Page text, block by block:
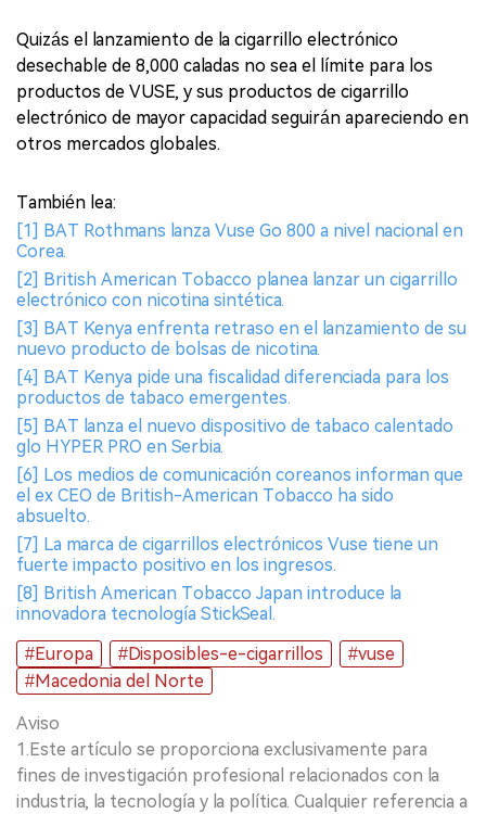
Quizás el lanzamiento de la cigarrillo electrónico
desechable de 8,000 caladas no sea el límite para los
productos de VUSE, y sus productos de cigarrillo
electrónico de mayor capacidad seguirán apareciendo en
otros mercados globales.
También lea:
[1] BAT Rothmans lanza Vuse Go 800 a nivel nacional en
Corea.
[2] British American Tobacco planea lanzar un cigarrillo
electrónico con nicotina sintética.
[3] BAT Kenya enfrenta retraso en el lanzamiento de su
nuevo producto de bolsas de nicotina.
[4] BAT Kenya pide una fiscalidad diferenciada para los
productos de tabaco emergentes.
[5] BAT lanza el nuevo dispositivo de tabaco calentado
glo HYPER PRO en Serbia.
[6] Los medios de comunicación coreanos informan que
el ex CEO de British-American Tobacco ha sido
absuelto.
[7] La marca de cigarrillos electrónicos Vuse tiene un
fuerte impacto positivo en los ingresos.
[8] British American Tobacco Japan introduce la
innovadora tecnología StickSeal.
#Europa
#Disposibles-e-cigarrillos
#vuse
#Macedonia del Norte
Aviso
1.Este artículo se proporciona exclusivamente para
fines de investigación profesional relacionados con la
industria, la tecnología y la política. Cualquier referencia a